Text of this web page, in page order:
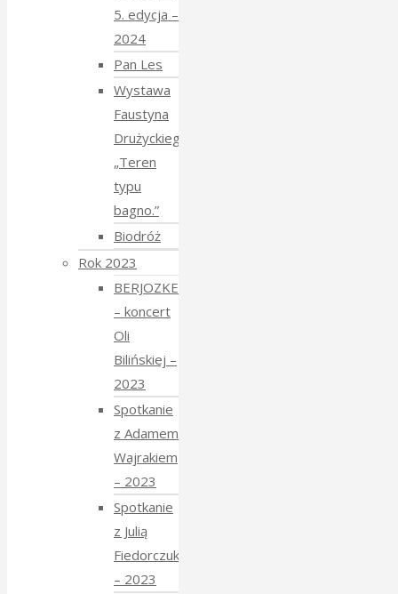
5. edycja –
2024
Pan Les
Wystawa
Faustyna
Drużyckiego
„Teren
typu
bagno.”
Biodróż
Rok 2023
BERJOZKELE
– koncert
Oli
Bilińskiej –
2023
Spotkanie
z Adamem
Wajrakiem
– 2023
Spotkanie
z Julią
Fiedorczuk
– 2023